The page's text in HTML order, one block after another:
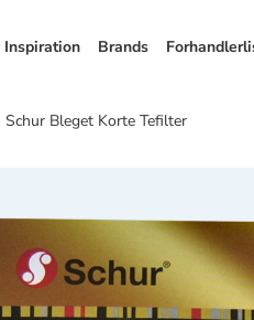
Inspiration Brands
Schur Bleget Korte Tefilter